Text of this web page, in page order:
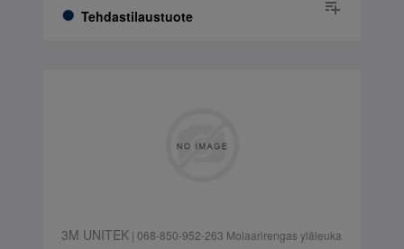
Tehdastilaustuote
3M UNITEK| 068-850-952-263 Molaarirengas yläleuka